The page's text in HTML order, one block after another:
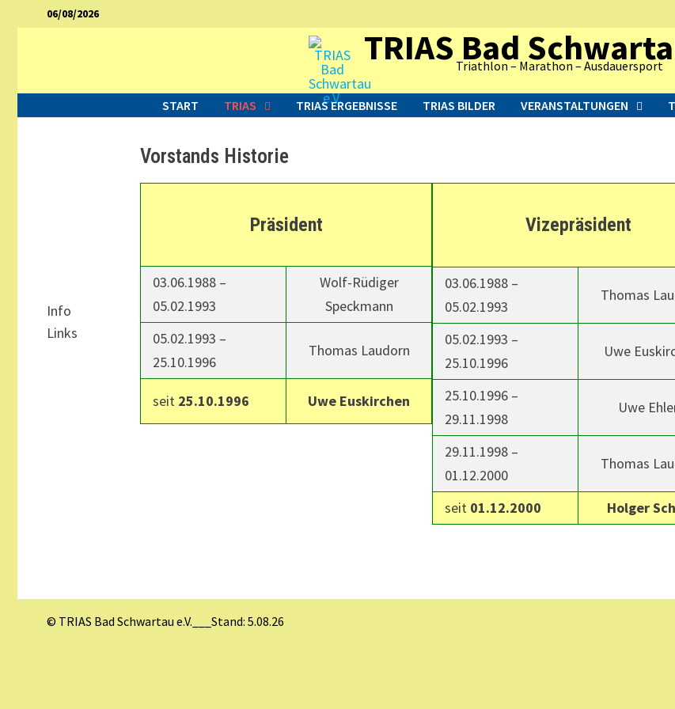
Zurück06/08/2026
TRIAS BadTriathlon – Marathon – Ausdauersport
START TRIAS TRIAS ERGEBNISSE TRIAS BILDER VERANSTALTUNGEN
Vorstands Historie
Präsident
03.06.1988 –
05.02.1993
Wolf-Rüdiger
Speckmann
05.02.1993 –
25.10.1996
Thomas Laudorn
seit 25.10.1996 Uwe Euskirchen
Vizepräsident
03.06.1988 –
05.02.1993
Thomas
05.02.1993 –
25.10.1996
Uwe
25.10.1996 –
29.11.1998
Uwe
29.11.1998 –
01.12.2000
Thomas
seit 01.12.2000 Holger
Info
Links
© TRIAS Bad Schwartau e.V.___Stand: 5.08.26